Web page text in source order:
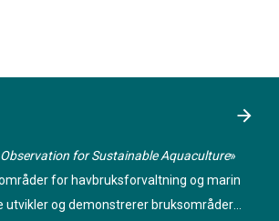
for Sustainable Aquaculture»
for havbruksforvaltning og marin
utvikler og demonstrerer bruksområder